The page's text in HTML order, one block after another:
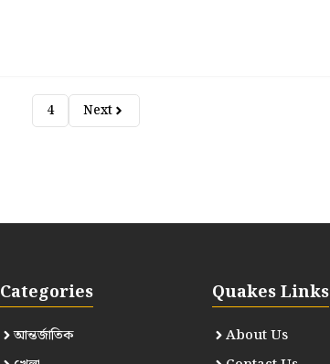
4 Next
Categories
আন্তর্জাতিক
Quakes Links
About Us